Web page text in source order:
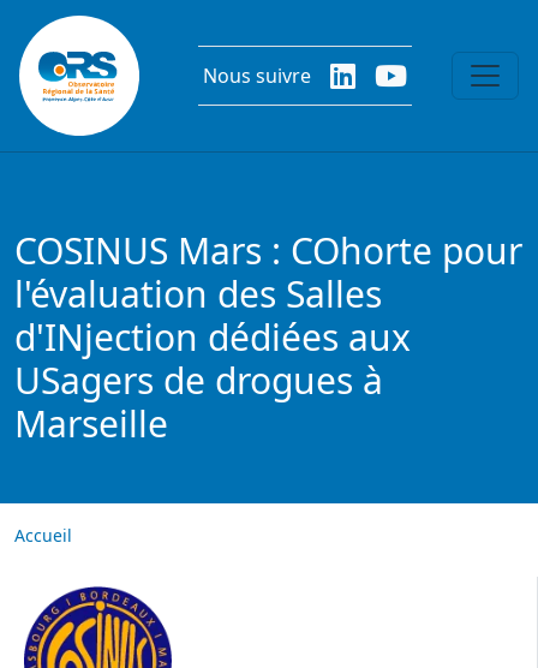
Aller au contenu principal
Nous suivre
COSINUS Mars : COhorte pour
l'évaluation des Salles
d'INjection dédiées aux
USagers de drogues à
Marseille
Accueil
Image